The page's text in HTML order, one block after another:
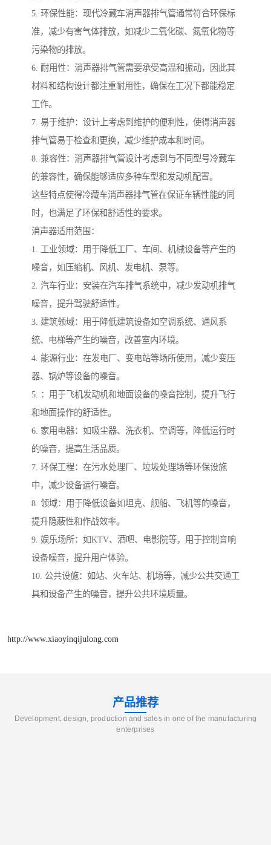
5. 环保性能：现代冷藏车消声器排气管通常符合环保标
准，减少有害气体排放，如减少二氧化碳、氮氧化物等
污染物的排放。
6. 耐用性：消声器排气管需要承受高温和振动，因此其
材料和结构设计都注重耐用性，确保在工况下都能稳定
工作。
7. 易于维护：设计上考虑到维护的便利性，使得消声器
排气管易于检查和更换，减少维护成本和时间。
8. 兼容性：消声器排气管设计考虑到与不同型号冷藏车
的兼容性，确保能够适应多种车型和发动机配置。
这些特点使得冷藏车消声器排气管在保证车辆性能的同
时，也满足了环保和舒适性的要求。
消声器适用范围：
1. 工业领域：用于降低工厂、车间、机械设备等产生的
噪音，如压缩机、风机、发电机、泵等。
2. 汽车行业：安装在汽车排气系统中，减少发动机排气
噪音，提升驾驶舒适性。
3. 建筑领域：用于降低建筑设备如空调系统、通风系
统、电梯等产生的噪音，改善室内环境。
4. 能源行业：在发电厂、变电站等场所使用，减少变压
器、锅炉等设备的噪音。
5. ：用于飞机发动机和地面设备的噪音控制，提升飞行
和地面操作的舒适性。
6. 家用电器：如吸尘器、洗衣机、空调等，降低运行时
的噪音，提高生活品质。
7. 环保工程：在污水处理厂、垃圾处理场等环保设施
中，减少设备运行噪音。
8. 领域：用于降低设备如坦克、舰船、飞机等的噪音，
提升隐蔽性和作战效率。
9. 娱乐场所：如KTV、酒吧、电影院等，用于控制音响
设备噪音，提升用户体验。
10. 公共设施：如站、火车站、机场等，减少公共交通工
具和设备产生的噪音，提升公共环境质量。
http://www.xiaoyinqijulong.com
产品推荐
Development, design, production and sales in one of the manufacturing
enterprises